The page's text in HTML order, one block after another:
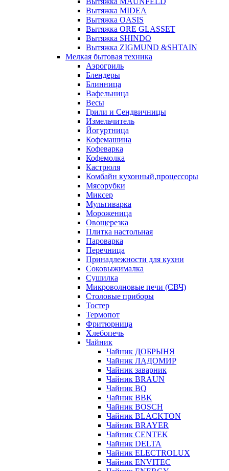
Вытяжка MIDEA
Вытяжка OASIS
Вытяжка ORE GLASSET
Вытяжка SHINDO
Вытяжка ZIGMUND &SHTAIN
Мелкая бытовая техника
Аэрогриль
Блендеры
Блинница
Вафельница
Весы
Грили и Сендвичницы
Измельчитель
Йогуртница
Кофемашина
Кофеварка
Кофемолка
Кастрюля
Комбайн кухонный,процессоры
Мясорубки
Миксер
Мультиварка
Мороженица
Овощерезка
Плитка настольная
Пароварка
Перечница
Принадлежности для кухни
Соковыжималка
Сушилка
Микроволновые печи (СВЧ)
Столовые приборы
Тостер
Термопот
Фритюрница
Хлебопечь
Чайник
Чайник ДОБРЫНЯ
Чайник ЛАДОМИР
Чайник заварник
Чайник BRAUN
Чайник BQ
Чайник BBK
Чайник BOSCH
Чайник BLACKTON
Чайник BRAYER
Чайник CENTEK
Чайник DELTA
Чайник ELECTROLUX
Чайник ENVITEC